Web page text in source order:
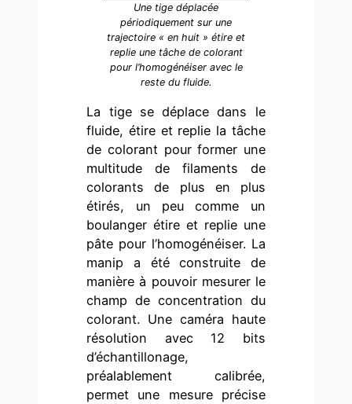
Une tige déplacée
périodiquement sur une
trajectoire « en huit » étire et
replie une tâche de colorant
pour l’homogénéiser avec le
reste du fluide.
La tige se déplace dans le
fluide, étire et replie la tâche
de colorant pour former une
multitude de filaments de
colorants de plus en plus
étirés, un peu comme un
boulanger étire et replie une
pâte pour l’homogénéiser. La
manip a été construite de
manière à pouvoir mesurer le
champ de concentration du
colorant. Une caméra haute
résolution avec 12 bits
d’échantillonage,
préalablement calibrée,
permet une mesure précise